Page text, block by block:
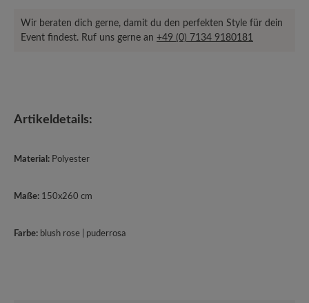
Wir beraten dich gerne, damit du den perfekten Style für dein
Event findest. Ruf uns gerne an +49 (0) 7134 9180181
Artikeldetails:
Material: Polyester
Maße: 150x260 cm
Farbe: blush rose | puderrosa